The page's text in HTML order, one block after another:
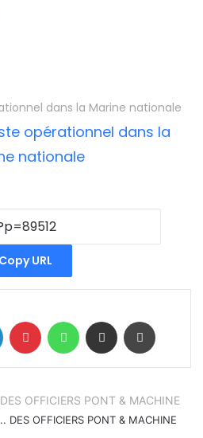
dans la Marine nationale
Copy URL
Linkedin Pinterest WhatsAppPartager par email
OFFICIERS PONT & MACHINE